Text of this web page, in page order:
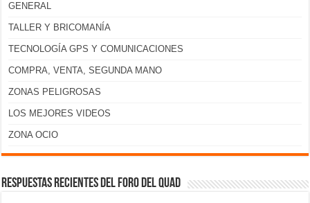
GENERAL
TALLER Y BRICOMANÍA
TECNOLOGÍA GPS Y COMUNICACIONES
COMPRA, VENTA, SEGUNDA MANO
ZONAS PELIGROSAS
LOS MEJORES VIDEOS
ZONA OCIO
Respuestas recientes del foro del Quad